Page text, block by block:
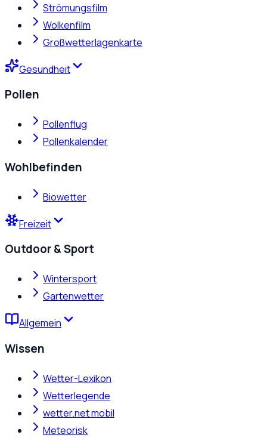
Strömungsfilm
Wolkenfilm
Großwetterlagenkarte
Gesundheit
Pollen
Pollenflug
Pollenkalender
Wohlbefinden
Biowetter
Freizeit
Outdoor & Sport
Wintersport
Gartenwetter
Allgemein
Wissen
Wetter-Lexikon
Wetterlegende
wetter.net mobil
Meteorisk